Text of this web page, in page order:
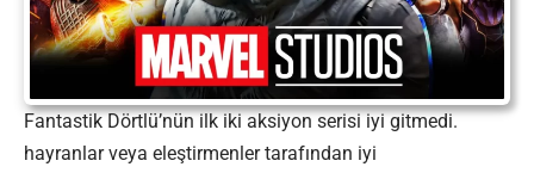
Fantastik Dörtlü’nün ilk iki aksiyon serisi iyi gitmedi.
hayranlar veya eleştirmenler tarafından iyi